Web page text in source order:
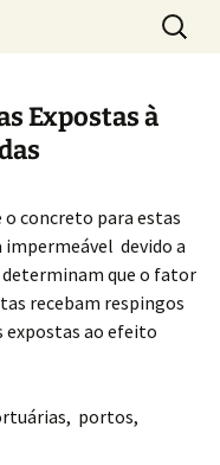
LTDA
por:
Expostas à
concreto para estas
devido a
que o fator
recebam respingos
expostas ao efeito
portos,